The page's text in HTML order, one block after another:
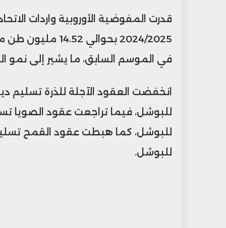
قدرت المفوضية الأوروبية واردات
في الموسم السابق، ما يشير إلى نمو
للبوشل.